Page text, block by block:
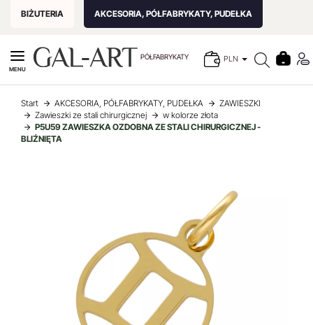
BIŻUTERIA AKCESORIA, PÓŁFABRYKATY, PUDEŁKA
PÓŁFABRYKATY PLN
MENU
Start AKCESORIA, PÓŁFABRYKATY, PUDEŁKA
ZAWIESZKI
Zawieszki ze stali chirurgicznej
w kolorze złota
P5U59 ZAWIESZKA OZDOBNA ZE STALI CHIRURGICZNEJ -
BLIŹNIĘTA